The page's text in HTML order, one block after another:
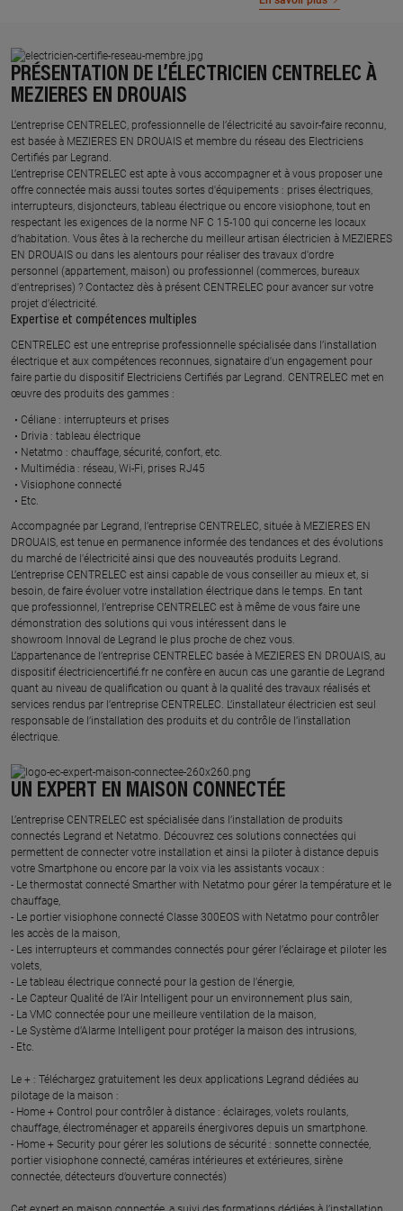
PRÉSENTATION DE L’ÉLECTRICIEN CENTRELEC À
MEZIERES EN DROUAIS
L’entreprise CENTRELEC, professionnelle de l’électricité au savoir-faire reconnu,
est basée à MEZIERES EN DROUAIS et membre du réseau des Electriciens
Certifiés par Legrand.​
L’entreprise CENTRELEC est apte à vous accompagner et à vous proposer une
offre connectée mais aussi toutes sortes d'équipements : prises électriques,
interrupteurs, disjoncteurs, tableau électrique ou encore visiophone, tout en
respectant les exigences de la norme NF C 15-100 qui concerne les locaux
d’habitation. Vous êtes à la recherche du meilleur artisan électricien à MEZIERES
EN DROUAIS ou dans les alentours pour réaliser des travaux d'ordre
personnel (appartement, maison) ou professionnel (commerces, bureaux
d'entreprises) ? Contactez dès à présent CENTRELEC pour avancer sur votre
projet d’électricité.
Expertise et compétences multiples​
​CENTRELEC est une entreprise professionnelle spécialisée dans l’installation
électrique et aux compétences reconnues, ​signataire d'un engagement pour
faire partie du dispositif Electriciens Certifiés par Legrand​. CENTRELEC met en
œuvre des produits des gammes : ​
Céliane : interrupteurs et prises ​
Drivia : tableau électrique ​
Netatmo : chauffage, sécurité, confort, etc.​
Multimédia : réseau, Wi-Fi, prises RJ45​
Visiophone connecté​
Etc.​
​Accompagnée par Legrand, l’entreprise CENTRELEC, située à MEZIERES EN
DROUAIS, est tenue en permanence informée des tendances et des évolutions
du marché de l'électricité ainsi que des nouveautés produits Legrand.
L’entreprise CENTRELEC est ainsi capable de vous conseiller au mieux et, si
besoin, de faire évoluer votre installation électrique dans le temps. En tant
que professionnel, l’entreprise CENTRELEC est à même de vous faire une
démonstration des solutions qui vous intéressent dans le
showroom Innoval de Legrand le plus proche de chez vous.​
L’appartenance de l’entreprise CENTRELEC basée à MEZIERES EN DROUAIS, au
dispositif électriciencertifié.fr ne confère en aucun cas une garantie de Legrand
quant au niveau de qualification ou quant à la qualité des travaux réalisés et
services rendus par l’entreprise CENTRELEC. L’installateur électricien est seul
responsable de l’installation des produits et du contrôle de l’installation
électrique.
UN EXPERT EN MAISON CONNECTÉE
L’entreprise CENTRELEC est spécialisée dans l’installation de produits
connectés Legrand et Netatmo. Découvrez ces solutions connectées qui
permettent de connecter votre installation et ainsi la piloter à distance depuis
votre Smartphone ou encore par la voix via les assistants vocaux :
- Le thermostat connecté Smarther with Netatmo pour gérer la température et le
chauffage,
- Le portier visiophone connecté Classe 300EOS with Netatmo pour contrôler
les accès de la maison,
- Les interrupteurs et commandes connectés pour gérer l’éclairage et piloter les
volets,
- Le tableau électrique connecté pour la gestion de l’énergie,
- Le Capteur Qualité de l’Air Intelligent pour un environnement plus sain,
- La VMC connectée pour une meilleure ventilation de la maison,
- Le Système d’Alarme Intelligent pour protéger la maison des intrusions,
- Etc.
Le + : Téléchargez gratuitement les deux applications Legrand dédiées au
pilotage de la maison :
- Home + Control pour contrôler à distance : éclairages, volets roulants,
chauffage, électroménager et appareils énergivores depuis un smartphone.
- Home + Security pour gérer les solutions de sécurité : sonnette connectée,
portier visiophone connecté, caméras intérieures et extérieures, sirène
connectée, détecteurs d’ouverture connectés)